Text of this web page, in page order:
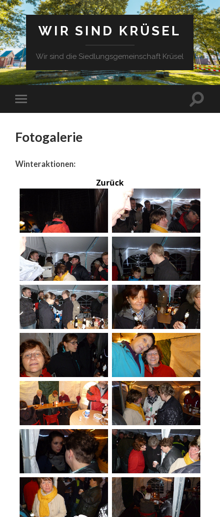
WIR SIND KRÜSEL
Wir sind die Siedlungsgemeinschaft Krüsel
Fotogalerie
Winteraktionen:
Zurück